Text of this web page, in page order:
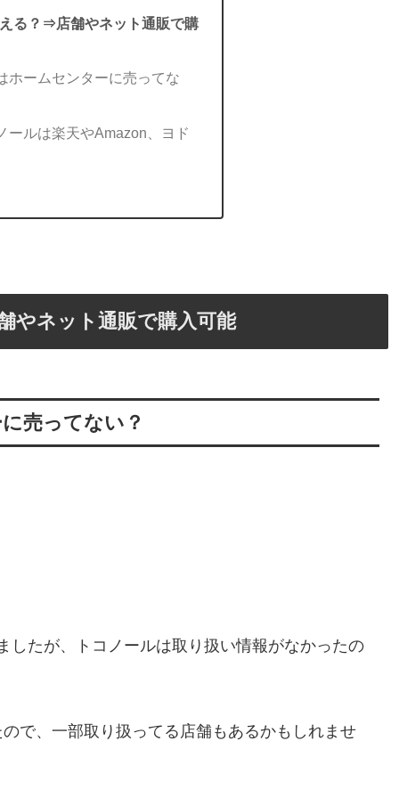
る？⇒店舗やネット通販で購
ームセンターに売ってな
ルは楽天やAmazon、ヨド
やネット通販で購入可能
売ってない？
したが、トコノールは取り扱い情報がなかったの
で、一部取り扱ってる店舗もあるかもしれませ